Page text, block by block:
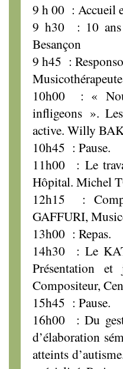
9 h 00 : Accueil
9 h30 : 10 ans
Besançon
9 h45 :
10h00 : «
infligeons ».
active. Willy
10h45 : Pause.
11h00 : Le
Hôpital. Michel
12h15 :
GAFFURI,
13h00 : Repas.
14h30 : Le
Présentation
Compositeur,
15h45 : Pause.
16h00 : Du
d’élaboration
atteints